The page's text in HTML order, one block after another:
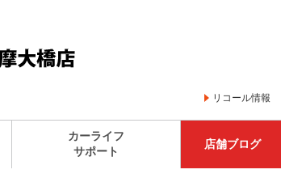
リコール情報
カーライフ
サポート
店舗ブログ